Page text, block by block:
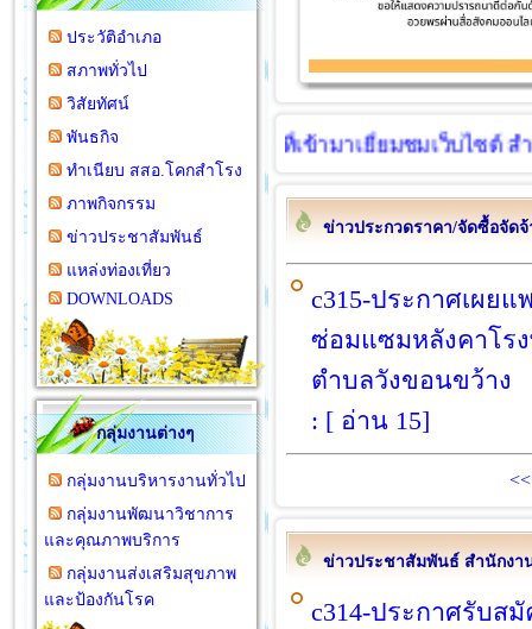
ประวัติอำเภอ
สภาพทั่วไป
วิสัยทัศน์
พันธกิจ
ทำเนียบ สสอ.โคกสำโรง
ภาพกิจกรรม
ข่าวประชาสัมพันธ์
แหล่งท่องเที่ยว
DOWNLOADS
กลุ่มงานต่างๆ
กลุ่มงานบริหารงานทั่วไป
กลุ่มงานพัฒนาวิชาการ
และคุณภาพบริการ
กลุ่มงานส่งเสริมสุขภาพ
และป้องกันโรค
ขอต้อนรับทุกท่านที่เข้ามาเยี่ยมชมเว็บไซด์ สำนัก
ข่าวประกวดราคา/จัดซื้อจัด
c315-ประกาศเผย
ซ่อมแซมหลังคาโร
ตำบลวังขอนขว้าง
: [ อ่าน 15]
ข่าวประชาสัมพันธ์ สำนักงา
c314-ประกาศรับส